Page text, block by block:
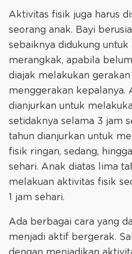
Aktivitas fisik juga harus
seorang anak. Bayi
sebaiknya didukung
merangkak, apabila
diajak melakukan
menggerakan kepalanya.
dianjurkan untuk
setidaknya selama 3 jam
tahun dianjurkan untuk
fisik ringan, sedang,
sehari. Anak diatas lima
melakuan aktivitas fisik
1 jam sehari.
Ada berbagai cara yang
menjadi aktif bergerak.
dengan menjadikan